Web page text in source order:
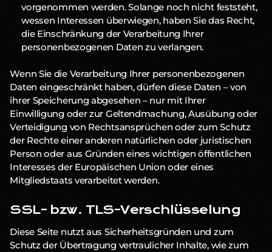
vorgenommen werden. Solange noch nicht feststeht,
wessen Interessen überwiegen, haben Sie das Recht,
die Einschränkung der Verarbeitung Ihrer
personenbezogenen Daten zu verlangen.
Wenn Sie die Verarbeitung Ihrer personenbezogenen
Daten eingeschränkt haben, dürfen diese Daten – von
ihrer Speicherung abgesehen – nur mit Ihrer
Einwilligung oder zur Geltendmachung, Ausübung oder
Verteidigung von Rechtsansprüchen oder zum Schutz
der Rechte einer anderen natürlichen oder juristischen
Person oder aus Gründen eines wichtigen öffentlichen
Interesses der Europäischen Union oder eines
Mitgliedstaats verarbeitet werden.
SSL- bzw. TLS-Verschlüsselung
Diese Seite nutzt aus Sicherheitsgründen und zum
Schutz der Übertragung vertraulicher Inhalte, wie zum